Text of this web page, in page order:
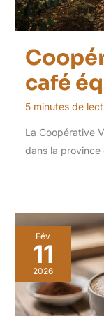
café
5 minutes de
La Coopérative
dans la province
Fév
11
2026